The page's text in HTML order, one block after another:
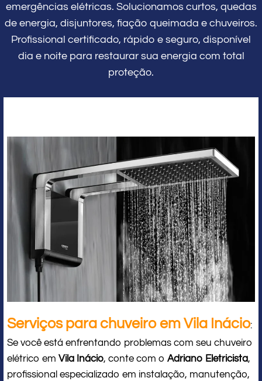
emergências elétricas. Solucionamos curtos, quedas
de energia, disjuntores, fiação queimada e chuveiros.
Profissional certificado, rápido e seguro, disponível
dia e noite para restaurar sua energia com total
proteção.
Serviços para chuveiro em Vila Inácio:
Se você está enfrentando problemas com seu chuveiro
elétrico em Vila Inácio, conte com o Adriano Eletricista,
profissional especializado em instalação, manutenção,